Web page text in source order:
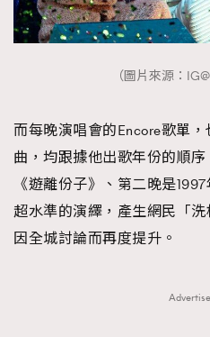
（圖片來源：
而每晚演唱會的Encore歌單
曲，均跟據他出歌年份的順
《遊離份子》、第二晚是
超水準的演繹，產生網民「洗
因全城討論而再度提升。